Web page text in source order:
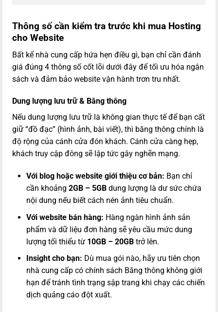
Thông số cần kiểm tra trước khi mua Hosting
cho Website
Bất kể nhà cung cấp hứa hẹn điều gì, bạn chỉ cần đánh
giá đúng 4 thông số cốt lõi dưới đây để tối ưu hóa ngân
sách và đảm bảo website vận hành trơn tru nhất.
Dung lượng lưu trữ & Băng thông
Nếu dung lượng lưu trữ là không gian thực tế để bạn cất
giữ “đồ đạc” (hình ảnh, bài viết), thì băng thông chính là
độ rộng của cánh cửa đón khách. Cánh cửa càng hẹp,
khách truy cập đông sẽ lập tức gây nghẽn mạng.
Với blog hoặc website giới thiệu cơ bản: Bạn chỉ
cần khoảng 2GB – 5GB dung lượng là dư sức chứa
nội dung nếu biết cách nén ảnh tiêu chuẩn.
Với website bán hàng: Hàng ngàn hình ảnh sản
phẩm và dữ liệu đơn hàng sẽ yêu cầu mức dung
lượng tối thiểu từ 10GB – 20GB trở lên.
Insight cho bạn: Dù mua gói nào, hãy ưu tiên chọn
nhà cung cấp có chính sách Băng thông không giới
hạn để tránh tình trạng sập trang khi chạy các chiến
dịch quảng cáo đột xuất.